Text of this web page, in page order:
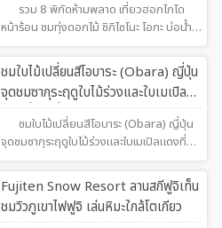
รวม 8 พิกัดห้ามพลาด เที่ยวฮอกไกโด
หน้าร้อน ชมทุ่งดอกไม้ ชิกิไซโนะ โอกะ บ่อน้ำสี
ฟ้าชิโรกาเนะ น้ำตกชิราฮิเงะ คลองโอตารุ และ
แลนด์มาร์กชื่อดังของฮอกไกโด อากาศดี
ธรรมชาติสวย เที่ยวได้ทั้งครอบครัว
ชมใบไม้เปลี่ยนสีโอบาระ (Obara) ญี่ปุ่น
จุดชมซากุระฤดูใบไม้ร่วงและใบเมเปิล
แดงที่สวยที่สุด
ชมใบไม้เปลี่ยนสีโอบาระ (Obara) ญี่ปุ่น
จุดชมซากุระฤดูใบไม้ร่วงและใบเมเปิลแดงที่
สวยที่สุดแห่งหนึ่งในไอจิสัมผัสความ
มหัศจรรย์ของฤดูใบไม้ร่วง ที่โอบาระ เมืองเล็ก
ๆ ที่ธรรมชาติสร้างภาพสุดประทับใจ
Fujiten Snow Resort ลานสกีฟูจิเท็น
ชมวิวภูเขาไฟฟูจิ เล่นหิมะใกล้โตเกียว